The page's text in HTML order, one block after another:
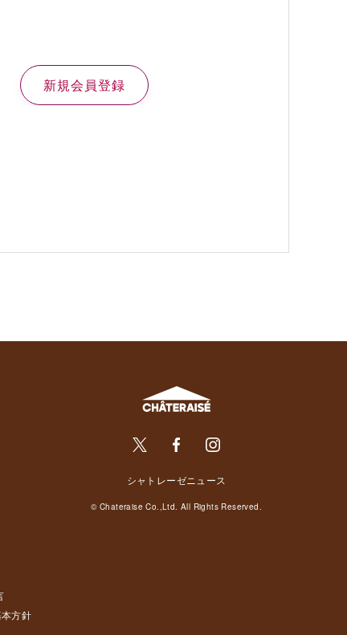
方針
シャトレーゼニュース
© Chateraise Co.,Ltd. All Rights Reserved.